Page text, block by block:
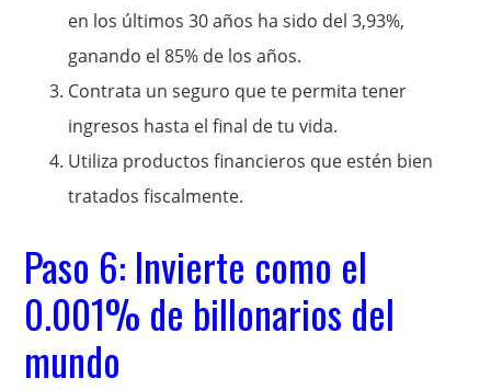
en los últimos 30 años ha sido del 3,93%,
ganando el 85% de los años.
Contrata un seguro que te permita tener
ingresos hasta el final de tu vida.
Utiliza productos financieros que estén bien
tratados fiscalmente.
Paso 6: Invierte como el
0.001% de billonarios del
mundo